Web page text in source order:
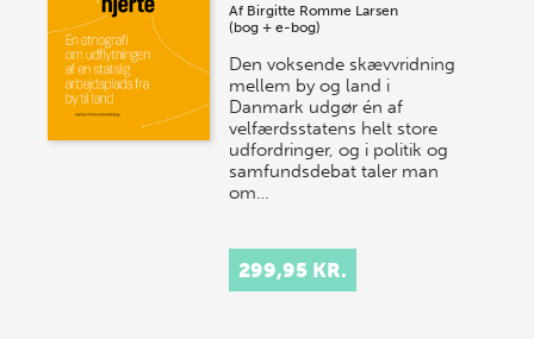
Af Birgitte Romme Larsen
(bog + e-bog)
Den voksende skævvridning
mellem by og land i
Danmark udgør én af
velfærdsstatens helt store
udfordringer, og i politik og
samfundsdebat taler man
om…
299,95 KR.